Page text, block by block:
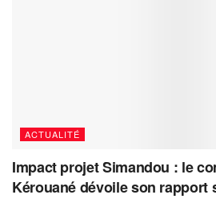
ACTUALITÉ
Impact projet Simandou : le
Kérouané dévoile son rapport